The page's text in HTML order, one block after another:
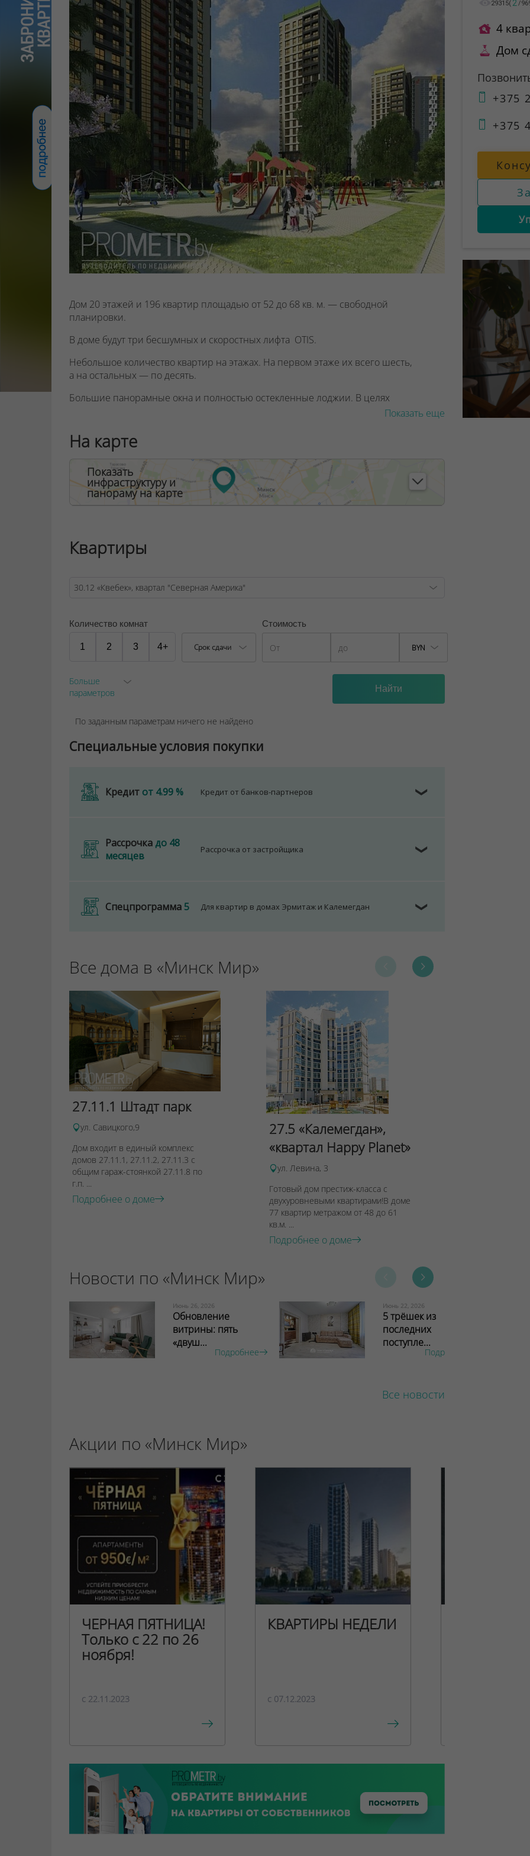
Дом 20 этажей и 196 квартир площадью от 52 до 68 кв. м. — свободной
планировки.
В доме будуттри бесшумных и скоростных лифта OTIS.
Небольшое количество квартир на этажах. На первом этаже их всего шесть,
а на остальных — по десять.
Большие панорамные окна и полностью остекленные лоджии. В целях
безопасности окна оборудованы специальными детскими замками, а балконные
В доме «Квебек» каждый день вы будете заходить в
высотой более 3 м, украшенное великолепными видами города
, где есть: стойка
для консьержа и зона встречи гостей, санитарная комната с пеленальным
столиком и местом для мытья лап домашних животных, а также байк-бокс для
хранения велосипедов.
ООО "Твоя столицаконсалт", УНП 190285638, лицензия №02240/129 от 06.09.06г.
Показать еще
На карте
Показать
инфраструктуру и
панораму на карте
Квартиры
Количество комнат
1 2 3 4+ Срок сдачи
Стоимость
BYN
Больше
параметров
По заданным параметрам ничего не найдено
Специальные условия покупки
Кредит от 4.99 % Кредит от банков-партнеров ❯
Рассрочкадо 48
месяцев
Рассрочка от застройщика ❯
Спецпрограмма5 Для квартир в домах Эрмитаж и Калемегдан ❯
Все дома в «Минск Мир»
27.11.1 Штадт парк
ул. Савицкого,9
Дом входит в единый комплекс
домов 27.11.1, 27.11.2, 27.11.3 с
общим гараж-стоянкой 27.11.8 по
г.п. ...
Подробнее о доме
27.5 «Калемегдан»,
«квартал Happy Planet»
ул. Левина, 3
Готовый дом престиж-класса с
двухуровневыми квартирами!В доме
77 квартир метражом от 48 до 61
кв.м. ...
Подробнее о доме
Новости по «Минск Мир»
Июнь 26, 2026
Обновление
витрины: пять
«двуш...
Подробнее
Июнь 22, 2026
5 трёшек из
последних
поступле...
Подробнее
Все новости
Акции по «Минск Мир»
ЧЕРНАЯ ПЯТНИЦА!
Только с 22 по 26
ноября!
c 22.11.2023
КВАРТИРЫ НЕДЕЛИ
c 07.12.2023
29315( 2 /
4
Дом
+375
+375